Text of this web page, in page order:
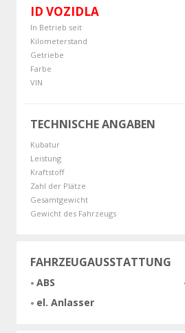
ID VOZIDLA
In Betrieb seit
Kilometerstand
Getriebe
Farbe
VIN
TECHNISCHE ANGABEN
Kubatur
Leistung
Kraftstoff
Zahl der Plätze
Gesamtgewicht
Gewicht des Fahrzeugs
FAHRZEUGAUSSTATTUNG
ABS
el. Anlasser